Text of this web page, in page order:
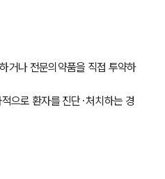
거나 전문의약품을 직접 투약하
으로 환자를 진단·처치하는 경